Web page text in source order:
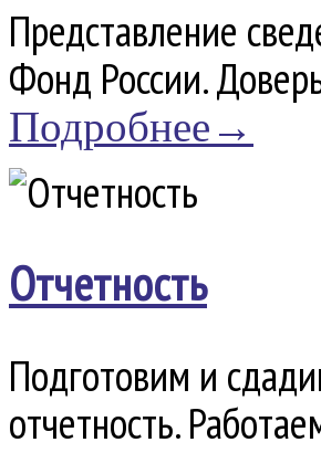
Представление
Фонд России.
Подробнее→
Отчетность
Подготовим и
отчетность.